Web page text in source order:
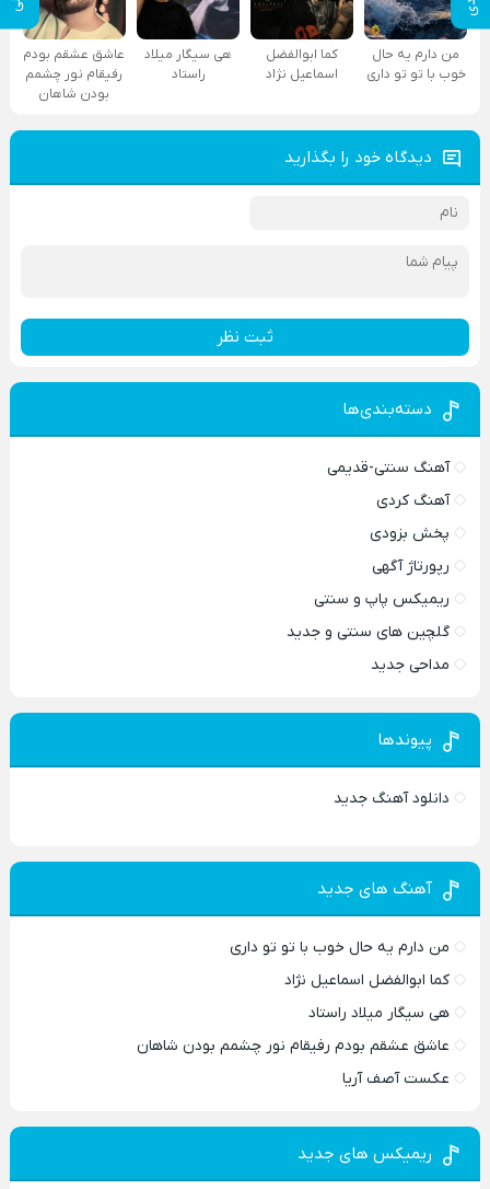
من دارم یه حال
خوب با تو تو داری
کما ابوالفضل
اسماعیل نژاد
هی سیگار میلاد
راستاد
عاشق عشقم بودم
رفیقام نور چشمم
بودن شاهان
دیدگاه خود را بگذارید
ثبت نظر
دسته‌بندی‌ها
آهنگ سنتی-قدیمی
آهنگ کردی
پخش بزودی
رپورتاژ آگهی
ریمیکس پاپ و سنتی
گلچین های سنتی و جدید
مداحی جدید
پیوندها
دانلود آهنگ جدید
آهنگ های جدید
من دارم یه حال خوب با تو تو داری
کما ابوالفضل اسماعیل نژاد
هی سیگار میلاد راستاد
عاشق عشقم بودم رفیقام نور چشمم بودن شاهان
عکست آصف آریا
ریمیکس های جدید